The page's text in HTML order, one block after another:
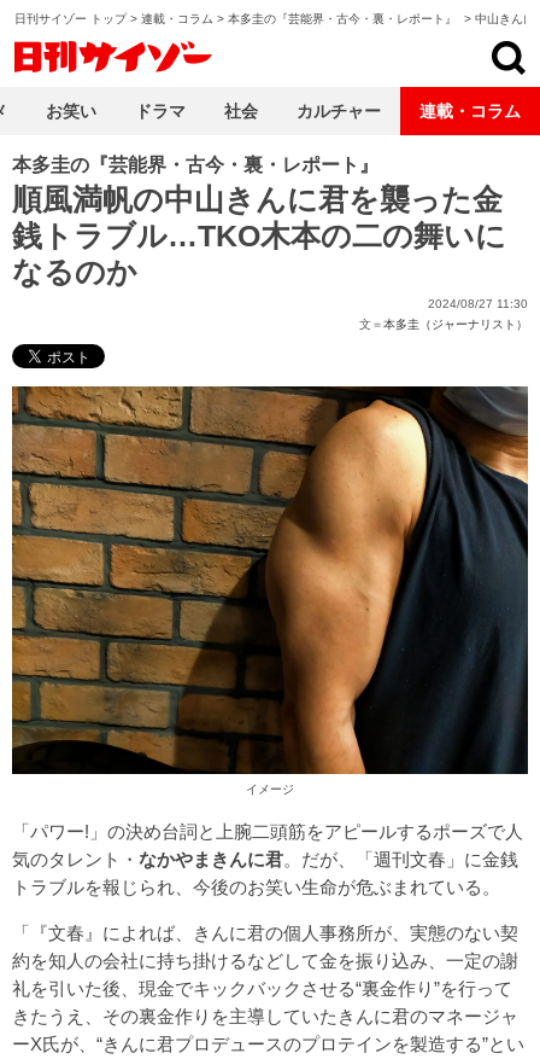
日刊サイゾー トップ> 連載・コラム > 本多圭の『芸能界・古今・裏・レポート』 > 中山きんに
本多圭の『芸能界・古今・裏・レポート』
順風満帆の中山きんに君を襲った金
銭トラブル…TKO木本の二の舞いに
なるのか
2024/08/27 11:30
文＝本多圭（ジャーナリスト）
イメージ
「パワー!」の決め台詞と上腕二頭筋をアピールするポーズで人
気のタレント・ なかやまきんに君。だが、「週刊文春」に金銭
トラブルを報じられ、今後のお笑い生命が危ぶまれている。
「『文春』によれば、きんに君の個人事務所が、実態のない契
約を知人の会社に持ち掛けるなどして金を振り込み、一定の謝
礼を引いた後、現金でキックバックさせる“裏金作り”を行って
きたうえ、その裏金作りを主導していたきんに君のマネージャ
ーX氏が、“きんに君プロデュースのプロテインを製造する”とい
お笑い ドラマ 社会 カルチャー 連載・コラム